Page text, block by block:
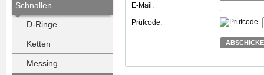
Schnallen
D-Ringe
Ketten
Messing
E-Mail:
Prüfcode: